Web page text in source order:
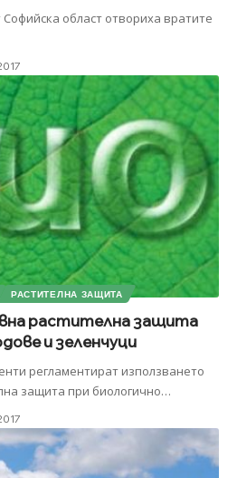
област отвориха вратите
РАСТИТЕЛНА ЗАЩИТА
растителна защита
и зеленчуци
регламентират използването
защита при биологично…